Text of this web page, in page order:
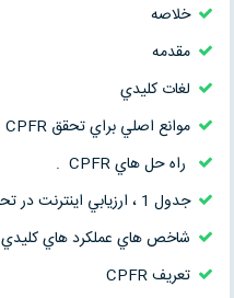
خلاصه
مقدمه
لغات كليدي
موانع اصلي براي تحقق CPFR و نتايج عملي آن
راه حل هاي CPFR .
جدول 1 ، ارزيابي اينترنت در تحقق تجارت مشاركتي
شاخص هاي عملكرد هاي كليدي
تعريف CPFR